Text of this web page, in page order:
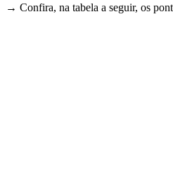
→ Confira, na tabela a seguir, os